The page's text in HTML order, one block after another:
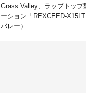
Grass Valley、ラップトップ
ーション「REXCEED-
バレー）